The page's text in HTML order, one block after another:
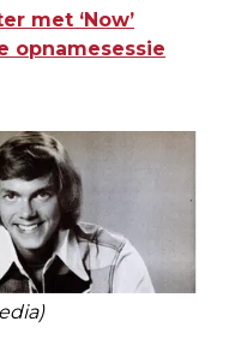
met ‘Now’
opnamesessie